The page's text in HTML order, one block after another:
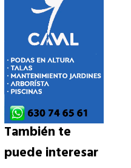
También te
puede interesar